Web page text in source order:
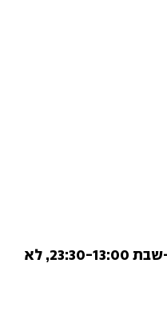
בן יהודה 70 תל אביב, ראשון-שבת 23:30-13:00, לא